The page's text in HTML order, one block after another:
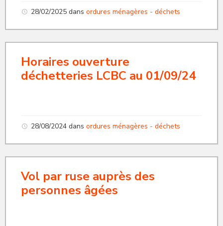
28/02/2025 dans ordures ménagères - déchets
Horaires ouverture
déchetteries LCBC au 01/09/24
28/08/2024 dans ordures ménagères - déchets
Vol par ruse auprès des
personnes âgées